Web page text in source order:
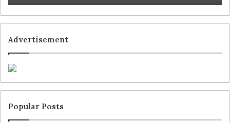
Advertisement
Popular Posts